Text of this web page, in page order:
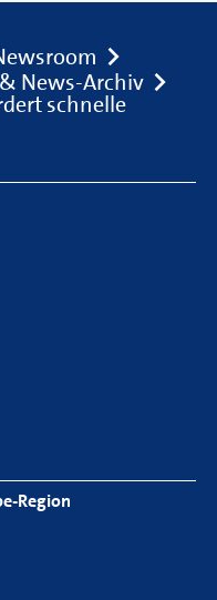
News-Archiv
schnelle
Region